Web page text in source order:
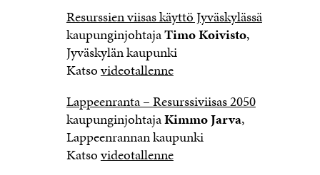
Resurssien viisas käyttö Jyväskylässä
kaupunginjohtajaTimo Koivisto,
Jyväskylän kaupunki
Katsovideotallenne
Lappeenranta – Resurssiviisas 2050
kaupunginjohtajaKimmo Jarva,
Lappeenrannan kaupunki
Katsovideotallenne